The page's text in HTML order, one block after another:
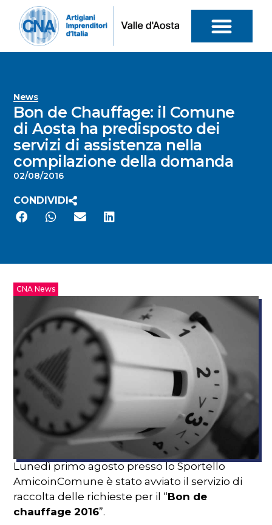
News
Bon de Chauffage: il Comune
di Aosta ha predisposto dei
servizi di assistenza nella
compilazione della domanda
02/08/2016
CONDIVIDI
CNA News
Lunedì primo agosto presso lo Sportello
AmicoinComune è stato avviato il servizio di
raccolta delle richieste per il “Bon de
chauffage 2016”.